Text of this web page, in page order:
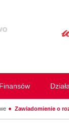
Zawiadomienie o